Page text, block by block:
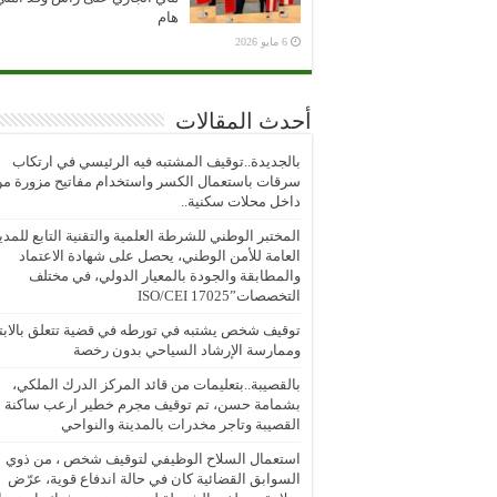
هام
6 مايو 2026
أحدث المقالات
بالجديدة..توقيف المشتبه فيه الرئيسي في ارتكاب
سرقات باستعمال الكسر واستخدام مفاتيح مزورة
داخل محلات سكنية..
المختبر الوطني للشرطة العلمية والتقنية التابع
العامة للأمن الوطني، يحصل على شهادة الاعتماد
والمطابقة والجودة بالمعيار الدولي، في مختلف
التخصصات”ISO/CEI 17025
توقيف شخص يشتبه في تورطه في قضية تتعلق
وممارسة الإرشاد السياحي بدون رخصة
بالقصيبة..بتعليمات من قائد المركز الدرك الملكي،
بشمامة حسن، تم توقيف مجرم خطير ارعب ساكنة
القصيبة وتاجر مخدرات بالمدينة والنواحي
استعمال السلاح الوظيفي لتوقيف شخص ، من ذوي
السوابق القضائية كان في حالة اندفاع قوية، عرّض